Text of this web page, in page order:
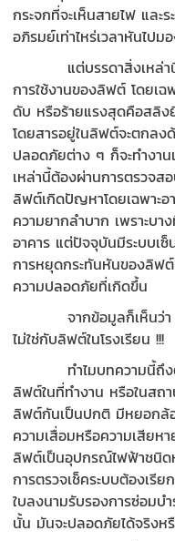
กระจกที่จะเห็นสายไฟ แล
อภิรมย์เท่าไหร่เวลาหันไปม
แต่บรรดาสิ่งเหล่านี้คื
การใช้งานของลิฟต์ โดยเ
ดับ หรือร้ายแรงสุดคือสลิ
โดยสารอยู่ในลิฟต์จะตกลง
ปลอดภัยต่าง ๆ ก็จะทำงา
เหล่านี้ต้องผ่านการตรวจส
ลิฟต์เกิดปัญหาโดยเฉพาะอ
ความยากลำบาก เพราะบ
อาคาร แต่ปัจจุบันมีระบบเซ็
การหยุดกระทันหันของลิฟ
ความปลอดภัยที่เกิดขึ้น
จากข้อมูลก็เห็นว่า ก็เ
ไม่ใช่กับลิฟต์ในโรงเรียน !!!
ทำไมบทความนี้ถึงต้อ
ลิฟต์ในที่ทำงาน หรือในสถ
ลิฟต์กันเป็นปกติ มีหยอกล้
ความเสื่อมหรือความเสีย
ลิฟต์เป็นอุปกรณ์ไฟฟ้าชนิด
การตรวจเช็คระบบต้องเรี
ใบลงนามรับรองการซ่อมบ
นั้น มันจะปลอดภัยได้จริงห